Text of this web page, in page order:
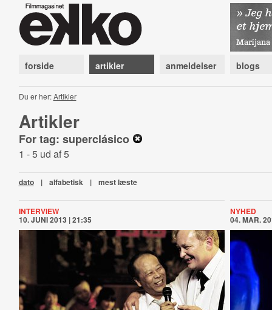
forside artikler anmeldelser blogs
Du er her:Artikler
Artikler
For tag: superclásico
1 - 5 ud af 5
dato | alfabetisk | mest læste
INTERVIEW
10. JUNI 2013 | 21:35
NYHED
04. MAR.